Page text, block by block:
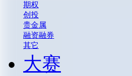
期权
创投
贵金属
融资融券
其它
大赛